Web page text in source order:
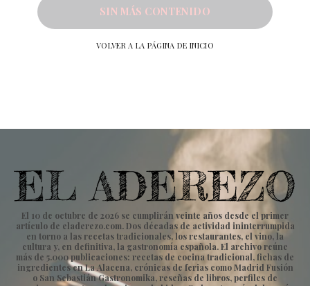
SIN MÁS CONTENIDO
VOLVER A LA PÁGINA DE INICIO
El 10 de octubre de 2026 se cumplirán veinte años desde el primer
artículo de eladerezo.com. Dos décadas de actividad ininterrumpida
en torno a las recetas tradicionales, los restaurantes, el vino, la
cultura y, en definitiva, la gastronomía española. El archivo reúne
más de 5.000 publicaciones: recetas de cocina tradicional, fichas de
ingredientes en La Alacena, crónicas de ferias como Madrid Fusión
o San Sebastián Gastronomika, reseñas de libros, perfiles de